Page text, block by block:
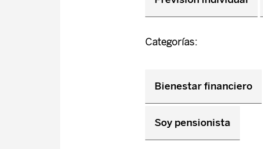
Categorías:
Bienestar financiero
Soy pensionista